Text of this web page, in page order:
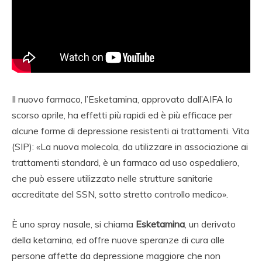
Il nuovo farmaco, l’Esketamina, approvato dall’AIFA lo
scorso aprile, ha effetti più rapidi ed è più efficace per
alcune forme di depressione resistenti ai trattamenti. Vita
(SIP): «La nuova molecola, da utilizzare in associazione ai
trattamenti standard, è un farmaco ad uso ospedaliero,
che può essere utilizzato nelle strutture sanitarie
accreditate del SSN, sotto stretto controllo medico».
È uno spray nasale, si chiama Esketamina, un derivato
della ketamina, ed offre nuove speranze di cura alle
persone affette da depressione maggiore che non